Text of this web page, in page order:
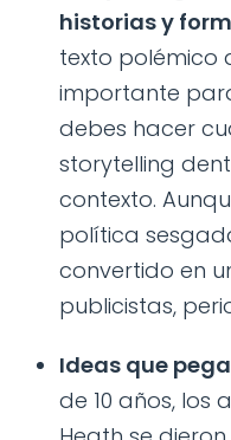
historias y
texto polémico
importante
debes hacer
storytelling
contexto.
política
convertido en
publicistas,
Ideas que
de 10 años, los